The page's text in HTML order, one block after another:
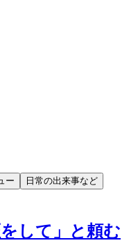
ー
日常の出来事など
して」と頼む